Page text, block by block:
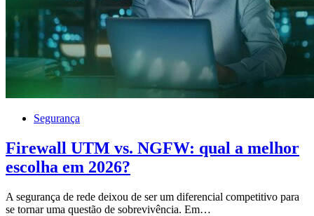
Segurança
Firewall UTM vs. NGFW: qual a melhor
escolha em 2026?
A segurança de rede deixou de ser um diferencial competitivo para
se tornar uma questão de sobrevivência. Em…